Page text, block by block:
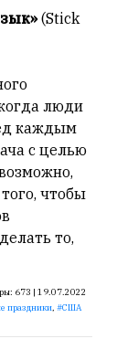
(Stick
люди
каждым
с целью
чтобы
то,
673 | 19.07.2022
праздники, США